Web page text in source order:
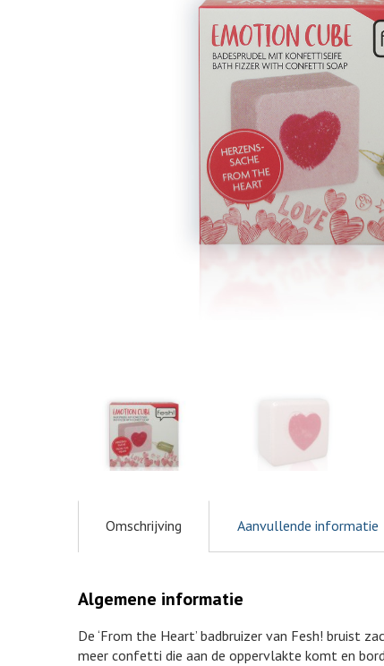
Omschrijving Aanvullende informatie
Algemene informatie
De ‘From the Heart’ badbruizer van Fesh! bruist
meer confetti die aan de oppervlakte komt en